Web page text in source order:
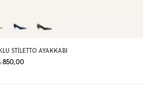
STILETTO AYAKKABI